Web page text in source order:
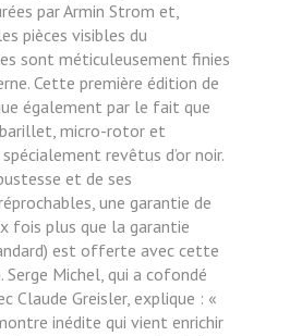
par Armin Strom et,
pièces visibles du
sont méticuleusement finies
Cette première édition de
également par le fait que
micro-rotor et
revêtus d’or noir.
et de ses
une garantie de
fois plus que la garantie
est offerte avec cette
Serge Michel, qui a cofondé
Claude Greisler, explique : «
inédite qui vient enrichir